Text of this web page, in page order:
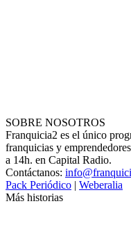
SOBRE NOSOTROS
Franquicia2 es el único
franquicias y
a 14h. en Capital Radio.
Contáctanos:
Pack Periódico | Weberalia
Más historias